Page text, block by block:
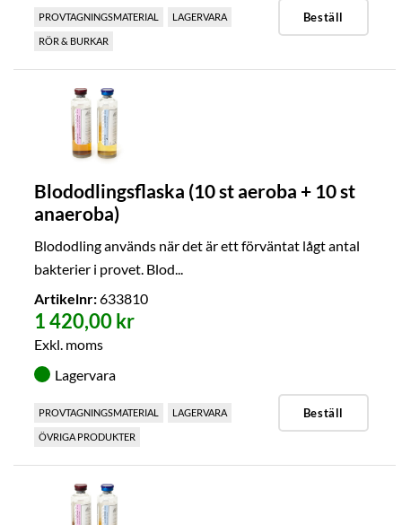
PROVTAGNINGSMATERIAL LAGERVARA
RÖR & BURKAR
Beställ
Blododlingsflaska (10 st aeroba + 10 st
anaeroba)
Blododling används när det är ett förväntat lågt antal
bakterier i provet. Blod...
Artikelnr:633810
1 420,00 kr
Exkl. moms
Lagervara
PROVTAGNINGSMATERIAL LAGERVARA
ÖVRIGA PRODUKTER
Beställ